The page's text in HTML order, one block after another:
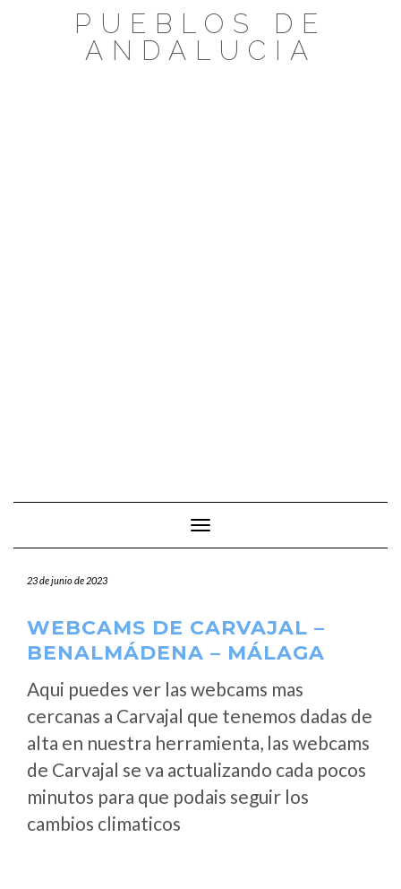
PUEBLOS DE
ANDALUCIA
Cambiar modo de navegación
23 de junio de 2023
WEBCAMS DE CARVAJAL –
BENALMÁDENA – MÁLAGA
Aqui puedes ver las webcams mas
cercanas a Carvajal que tenemos dadas de
alta en nuestra herramienta, las webcams
de Carvajal se va actualizando cada pocos
minutos para que podais seguir los
cambios climaticos